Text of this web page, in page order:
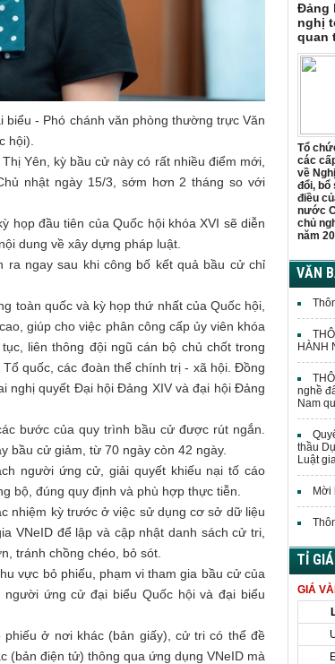
biểu - Phó chánh văn phòng thường trực Văn
hội).
Yên, kỳ bầu cử này có rất nhiều điểm mới,
nhật ngày 15/3, sớm hơn 2 tháng so với
họp đầu tiên của Quốc hội khóa XVI sẽ diễn
dung về xây dựng pháp luật.
ra ngay sau khi công bố kết quả bầu cử chỉ
toàn quốc và kỳ họp thứ nhất của Quốc hội,
giúp cho việc phân công cấp ủy viên khóa
liên thông đội ngũ cán bộ chủ chốt trong
quốc, các đoàn thể chính trị - xã hội. Đồng
nghị quyết Đại hội Đảng XIV và đại hội Đảng
bước của quy trình bầu cử được rút ngắn.
bầu cử giảm, từ 70 ngày còn 42 ngày.
người ứng cử, giải quyết khiếu nại tố cáo
bộ, đúng quy định và phù hợp thực tiễn.
nhiệm kỳ trước ở việc sử dụng cơ sở dữ liệu
VNeID để lập và cập nhật danh sách cử tri,
tránh chồng chéo, bỏ sót.
vực bỏ phiếu, phạm vi tham gia bầu cử của
ứng cử đại biểu Quốc hội và đại biểu
ở nơi khác (bản giấy), cử tri có thể đề
(bản điện tử) thông qua ứng dụng VNeID mà
Đảng
nghị
quan
Tổ
các
về
đổi, bổ
điều
nước
chủ
năm
VĂN
HÀNH
nghề
Nam
thầu
Luật
Mời
TỈ
GIÁ